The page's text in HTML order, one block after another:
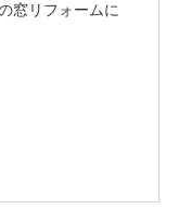
窓リフォームに